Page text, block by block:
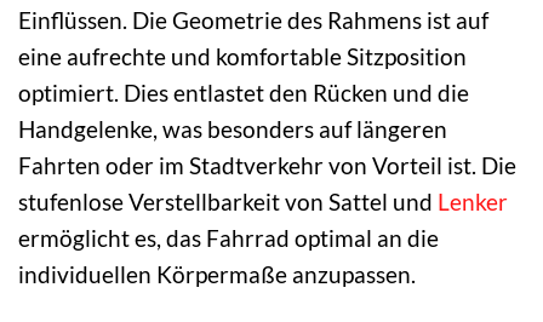
Einflüssen. Die Geometrie des Rahmens ist auf
eine aufrechte und komfortable Sitzposition
optimiert. Dies entlastet den Rücken und die
Handgelenke, was besonders auf längeren
Fahrten oder im Stadtverkehr von Vorteil ist. Die
stufenlose Verstellbarkeit von Sattel und Lenker
ermöglicht es, das Fahrrad optimal an die
individuellen Körpermaße anzupassen.